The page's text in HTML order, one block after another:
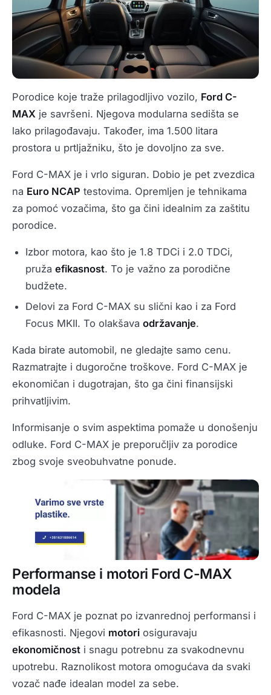
Porodice koje traže prilagodljivo vozilo, Ford C-
MAX je savršeni. Njegova modularna sedišta se
lako prilagođavaju. Također, ima 1.500 litara
prostora u prtljažniku, što je dovoljno za sve.
Ford C-MAX je i vrlo siguran. Dobio je pet zvezdica
na Euro NCAP testovima. Opremljen je tehnikama
za pomoć vozačima, što ga čini idealnim za zaštitu
porodice.
Izbor motora, kao što je 1.8 TDCi i 2.0 TDCi,
pruža efikasnost. To je važno za porodične
budžete.
Delovi za Ford C-MAX su slični kao i za Ford
Focus MKII. To olakšava održavanje.
Kada birate automobil, ne gledajte samo cenu.
Razmatrajte i dugoročne troškove. Ford C-MAX je
ekonomičan i dugotrajan, što ga čini finansijski
prihvatljivim.
Informisanje o svim aspektima pomaže u donošenju
odluke. Ford C-MAX je preporučljiv za porodice
zbog svoje sveobuhvatne ponude.
Performanse i motori Ford C-MAX
modela
Ford C-MAX je poznat po izvanrednoj performansi i
efikasnosti. Njegovi motori osiguravaju
ekonomičnost i snagu potrebnu za svakodnevnu
upotrebu. Raznolikost motora omogućava da svaki
vozač nađe idealan model za sebe.